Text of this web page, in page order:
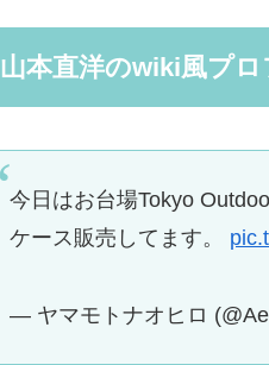
山本直洋のwiki風プロ
今日はお台場Tokyo
ケース販売してます。
— ヤマモトナオヒロ